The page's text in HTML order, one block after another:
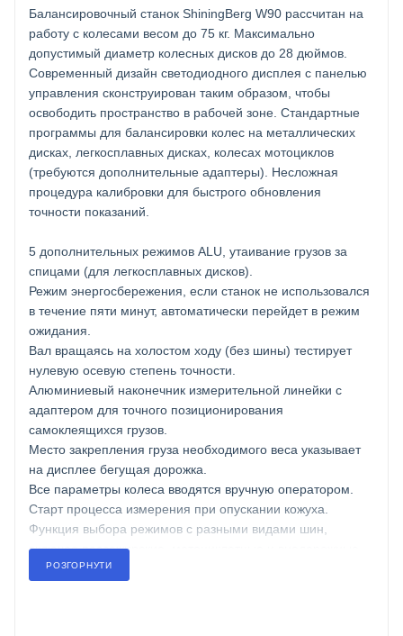
Балансировочный станок ShiningBerg W90 рассчитан на
работу с колесами весом до 75 кг. Максимально
допустимый диаметр колесных дисков до 28 дюймов.
Современный дизайн светодиодного дисплея с панелью
управления сконструирован таким образом, чтобы
освободить пространство в рабочей зоне. Стандартные
программы для балансировки колес на металлических
дисках, легкосплавных дисках, колесах мотоциклов
(требуются дополнительные адаптеры). Несложная
процедура калибровки для быстрого обновления
точности показаний.
5 дополнительных режимов ALU, утаивание грузов за
спицами (для легкосплавных дисков).
Режим энергосбережения, если станок не использовался
в течение пяти минут, автоматически перейдет в режим
ожидания.
Вал вращаясь на холостом ходу (без шины) тестирует
нулевую осевую степень точности.
Алюминиевый наконечник измерительной линейки с
адаптером для точного позиционирования
самоклеящихся грузов.
Место закрепления груза необходимого веса указывает
на дисплее бегущая дорожка.
Все параметры колеса вводятся вручную оператором.
Старт процесса измерения при опускании кожуха.
Функция выбора режимов с разными видами шин,
включая пассажирские, мотоциклетные и внедорожные.
Балансировочный станок имеет вал диаметром 40 мм.
РОЗГОРНУТИ